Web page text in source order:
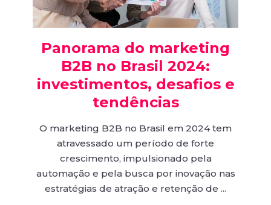
Panorama do marketing
B2B no Brasil 2024:
investimentos, desafios e
tendências
O marketing B2B no Brasil em 2024 tem
atravessado um período de forte
crescimento, impulsionado pela
automação e pela busca por inovação nas
estratégias de atração e retenção de ...